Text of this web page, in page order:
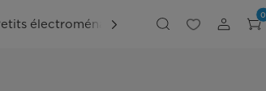
électroménagers Explorer Soutien
0